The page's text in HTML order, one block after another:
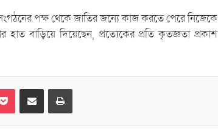
সংগঠনের পক্ষ থেকে জাতির জন্যে কাজ করতে পেরে নিজেকে
বাড়িয়ে দিয়েছেন, প্রত্যেকের প্রতি কৃতজ্ঞতা প্রকাশ